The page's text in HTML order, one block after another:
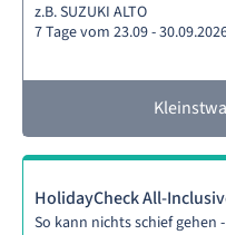
z.B. SUZUKI ALTO
7 Tage vom 23.09 -
HolidayCheck All-
So kann nichts schief